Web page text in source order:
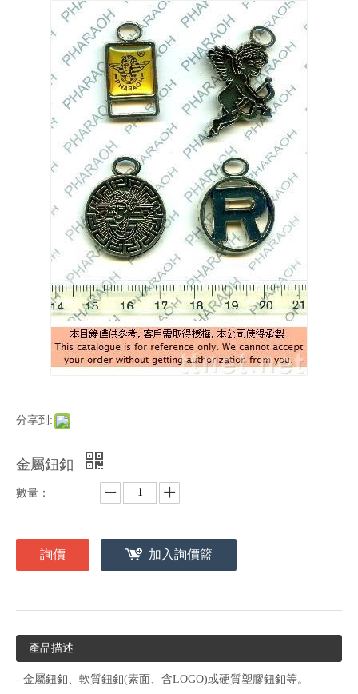
分享到:
金屬鈕釦
數量：
詢價 加入詢價籃
產品描述
- 金屬鈕釦、軟質鈕釦(素面、含LOGO)或硬質塑膠鈕釦等。